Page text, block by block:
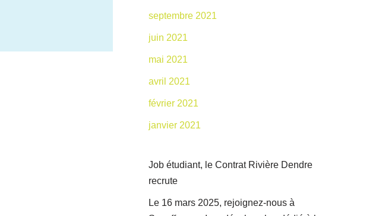
septembre 2021
juin 2021
mai 2021
avril 2021
février 2021
janvier 2021
Job étudiant, le Contrat Rivière Dendre
recrute
Le 16 mars 2025, rejoignez-nous à